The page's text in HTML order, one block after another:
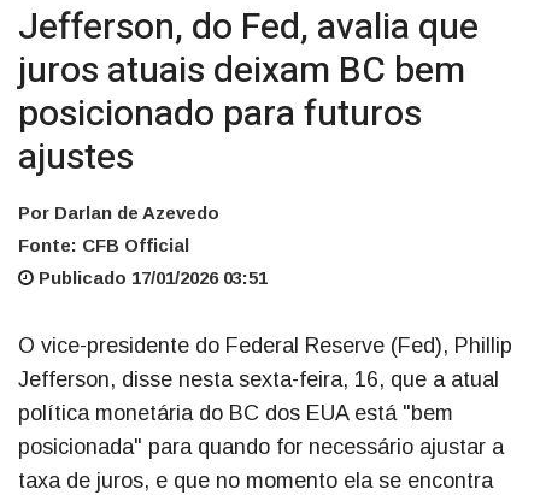
Jefferson, do Fed, avalia que
juros atuais deixam BC bem
posicionado para futuros
ajustes
Por Darlan de Azevedo
Fonte: CFB Official
Publicado 17/01/2026 03:51
O vice-presidente do Federal Reserve (Fed), Phillip
Jefferson, disse nesta sexta-feira, 16, que a atual
política monetária do BC dos EUA está "bem
posicionada" para quando for necessário ajustar a
taxa de juros, e que no momento ela se encontra